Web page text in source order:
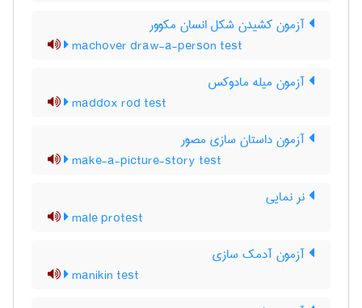
آزمون کشیدن شکل انسان مکوور
machover draw-a-person test
آزمون میله مادوکس
maddox rod test
آزمون داستان سازی مصور
make-a-picture-story test
نر نمایی
male protest
آزمون آدمک سازی
manikin test